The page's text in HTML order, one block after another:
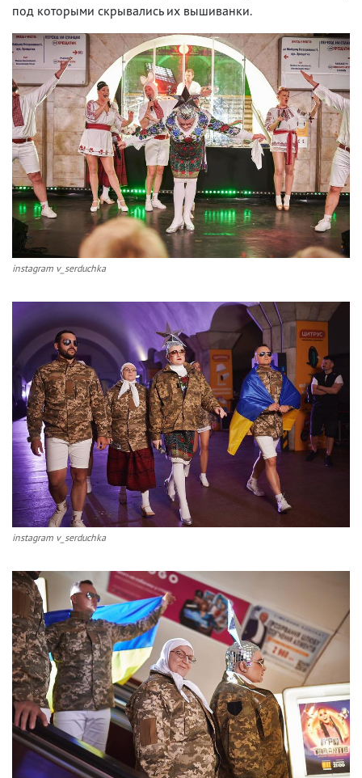
под которыми скрывались их вышиванки.
instagram v_serduchka
instagram v_serduchka